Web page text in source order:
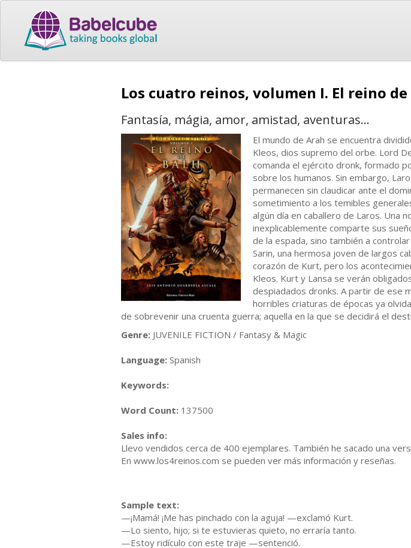
Los cuatro reinos, volumen I. El reino de
Fantasía, mágia, amor, amistad, aventuras...
El mundo de Arah se encuentra
Kleos, dios supremo del orbe. Lord
comanda el ejército dronk, formado
sobre los humanos. Sin embargo,
permanecen sin claudicar ante el
sometimiento a los temibles
algún día en caballero de Laros. Una
inexplicablemente comparte sus
de la espada, sino también a
Sarin, una hermosa joven de largos
corazón de Kurt, pero los
Kleos. Kurt y Lansa se verán
despiadados dronks. A partir de ese
horribles criaturas de épocas ya
de sobrevenir una cruenta guerra; aquella en la que se decidirá el
Genre: JUVENILE FICTION / Fantasy & Magic
Language: Spanish
Keywords:
Word Count: 137500
Sales info:
Llevo vendidos cerca de 400 ejemplares. También he sacado una
En www.los4reinos.com se pueden ver más información y reseñas.
Sample text:
—¡Mamá! ¡Me has pinchado con la aguja! —exclamó Kurt.
—Lo siento, hijo; si te estuvieras quieto, no erraría tanto.
—Estoy ridículo con este traje —sentenció.